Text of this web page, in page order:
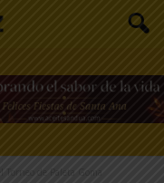
Torneo de Paleta Goma